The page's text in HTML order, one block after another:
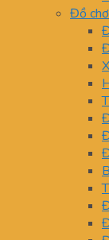
Đồ